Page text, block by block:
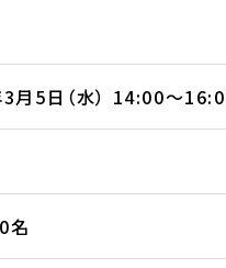
月5日（水） 14:00〜
名